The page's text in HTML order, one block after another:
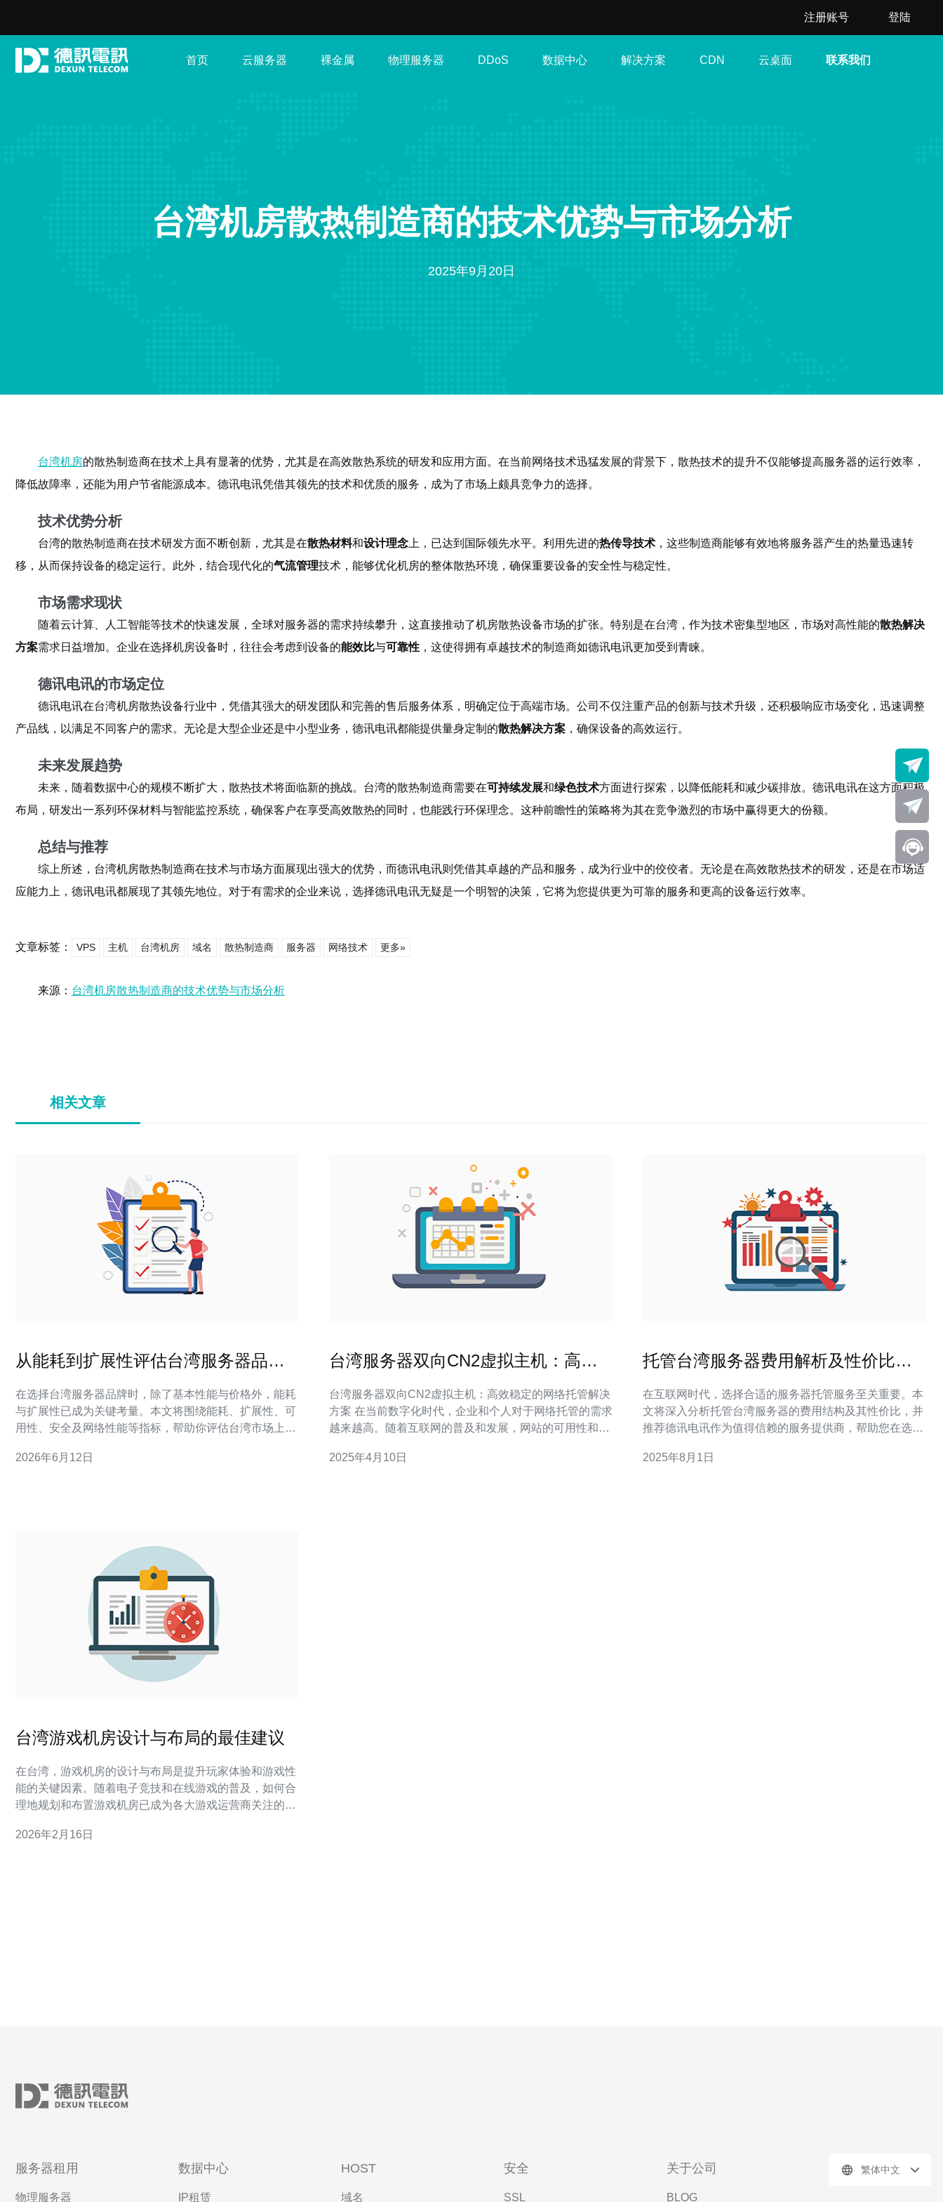
注册账号 登陆
首页 云服务器 裸金属 物理服务器 DDoS 数据中心 解决方案 CDN 云桌面 联系我们
台湾机房散热制造商的技术优势与市场分析
2025年9月20日
台湾机房的散热制造商在技术上具有显著的优势，尤其是在高效散热系统的研发和应用方面。在当前网络技术迅猛发展的背景下，散热技术的提升不仅能够提高服务器的运行效率，
降低故障率，还能为用户节省能源成本。德讯电讯凭借其领先的技术和优质的服务，成为了市场上颇具竞争力的选择。
技术优势分析
台湾的散热制造商在技术研发方面不断创新，尤其是在散热材料和设计理念 上，已达到国际领先水平。利用先进的热传导技术 ，这些制造商能够有效地将服务器产生的热量迅速转
移，从而保持设备的稳定运行。此外，结合现代化的气流管理技术，能够优化机房的整体散热环境，确保重要设备的安全性与稳定性。
市场需求现状
随着云计算、人工智能等技术的快速发展，全球对服务器的需求持续攀升，这直接推动了机房散热设备市场的扩张。特别是在台湾，作为技术密集型地区，市场对高性能的散热解决
方案需求日益增加。企业在选择机房设备时，往往会考虑到设备的能效比与可靠性 ，这使得拥有卓越技术的制造商如德讯电讯更加受到青睐。
德讯电讯的市场定位
德讯电讯在台湾机房散热设备行业中，凭借其强大的研发团队和完善的售后服务体系，明确定位于高端市场。公司不仅注重产品的创新与技术升级，还积极响应市场变化，迅速调整
产品线，以满足不同客户的需求。无论是大型企业还是中小型业务，德讯电讯都能提供量身定制的散热解决方案 ，确保设备的高效运行。
未来发展趋势
未来，随着数据中心的规模不断扩大，散热技术将面临新的挑战。台湾的散热制造商需要在可持续发展和绿色技术方面进行探索，以降低能耗和减少碳排放。德讯电讯在这方面积极
布局，研发出一系列环保材料与智能监控系统，确保客户在享受高效散热的同时，也能践行环保理念。这种前瞻性的策略将为其在竞争激烈的市场中赢得更大的份额。
总结与推荐
综上所述，台湾机房散热制造商在技术与市场方面展现出强大的优势，而德讯电讯则凭借其卓越的产品和服务，成为行业中的佼佼者。无论是在高效散热技术的研发，还是在市场适
应能力上，德讯电讯都展现了其领先地位。对于有需求的企业来说，选择德讯电讯无疑是一个明智的决策，它将为您提供更为可靠的服务和更高的设备运行效率。
文章标签： VPS 主机 台湾机房 域名 散热制造商 服务器 网络技术 更多»
来源： 台湾机房散热制造商的技术优势与市场分析
相关文章
从能耗到扩展性评估台湾服务器品牌
在选择台湾服务器品牌时，除了基本性能与价格外，能耗
与扩展性已成为关键考量。本文将围绕能耗、扩展性、可
用性、安全及网络性能等指标，帮助你评估台湾市场上排
服务器或主机服务时，应关注的核心指标包括：能耗与能
2026年6月12日
台湾服务器双向CN2虚拟主机：高效
台湾服务器双向CN2虚拟主机：高效稳定的网络托管解决
方案 在当前数字化时代，企业和个人对于网络托管的需求
越来越高。随着互联网的普及和发展，网站的可用性和网
器双向CN2虚拟主机应运而生。本文将介绍这一高效稳定
2025年4月10日
托管台湾服务器费用解析及性价比比
在互联网时代，选择合适的服务器托管服务至关重要。本
文将深入分析托管台湾服务器的费用结构及其性价比，并
推荐德讯电讯作为值得信赖的服务提供商，帮助您在选择
湾服务器的费用通常受到多种因素的影响，包括服务器的
2025年8月1日
台湾游戏机房设计与布局的最佳建议
在台湾，游戏机房的设计与布局是提升玩家体验和游戏性
能的关键因素。随着电子竞技和在线游戏的普及，如何合
理地规划和布置游戏机房已成为各大游戏运营商关注的焦
议，帮助您打造高效、舒适的游戏环境。 首先，选择合适
2026年2月16日
服务器租用
物理服务器
数据中心
IP租赁
HOST
域名
安全
SSL
关于公司
BLOG
繁体中文